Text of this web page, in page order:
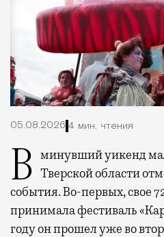
05.08.2026 4 мин. чтения
В минувший уикенд маленькая Старица в Тверской области
события. Во-первых, свое
принимала фестиваль
году он прошел уже во